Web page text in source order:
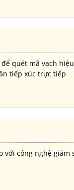
quét mã vạch
tiếp xúc trực tiếp
công nghệ giám